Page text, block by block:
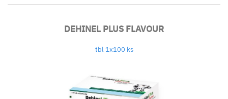
DEHINEL PLUS FLAVOUR
tbl 1x100 ks